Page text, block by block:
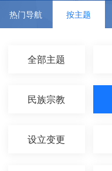
热门导航 按主题
全部主题
民族宗教
设立变更